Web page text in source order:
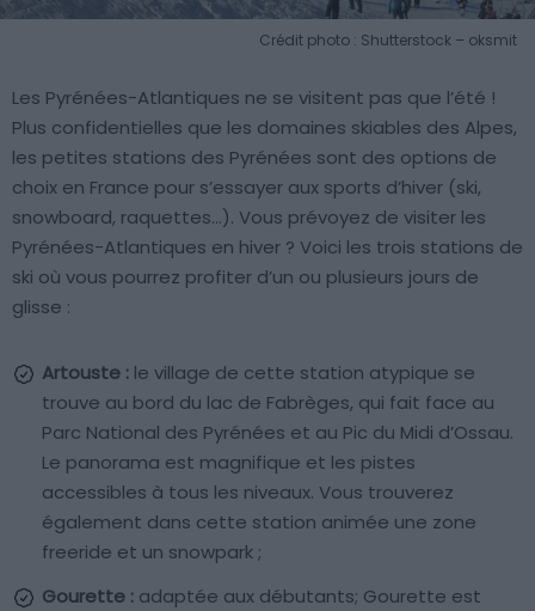
Crédit photo : Shutterstock – oksmit
Les Pyrénées-Atlantiques ne se visitent pas que l’été !
Plus confidentielles que les domaines skiables des Alpes,
les petites stations des Pyrénées sont des options de
choix en France pour s’essayer aux sports d’hiver (ski,
snowboard, raquettes…). Vous prévoyez de visiter les
Pyrénées-Atlantiques en hiver ? Voici les trois stations de
ski où vous pourrez profiter d’un ou plusieurs jours de
glisse :
Artouste : le village de cette station atypique se
trouve au bord du lac de Fabrèges, qui fait face au
Parc National des Pyrénées et au Pic du Midi d’Ossau.
Le panorama est magnifique et les pistes
accessibles à tous les niveaux. Vous trouverez
également dans cette station animée une zone
freeride et un snowpark ;
Gourette : adaptée aux débutants; Gourette est